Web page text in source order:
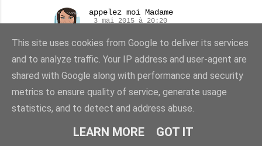
RÉPONDRE
appelez moi Madame
3 mai 2015 à 20:20
38 39
Unknown 27 avril 2015 à 09:29
bonjour et merci pour ce chouette concours je
je suisf an : ocalinex lune
This site uses cookies from Google to deliver its services
and to analyze traffic. Your IP address and user-agent are
shared with Google along with performance and security
metrics to ensure quality of service, generate usage
statistics, and to detect and address abuse.
LEARN MORE GOT IT